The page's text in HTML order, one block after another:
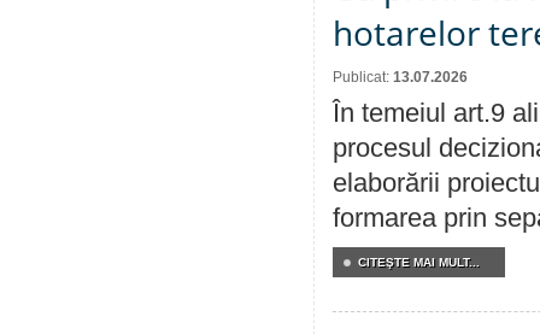
hotarelor
Publicat: 13.07.2026
În temeiul art.9
procesul
elaborării
formarea prin
CITEŞTE MAI MULT...